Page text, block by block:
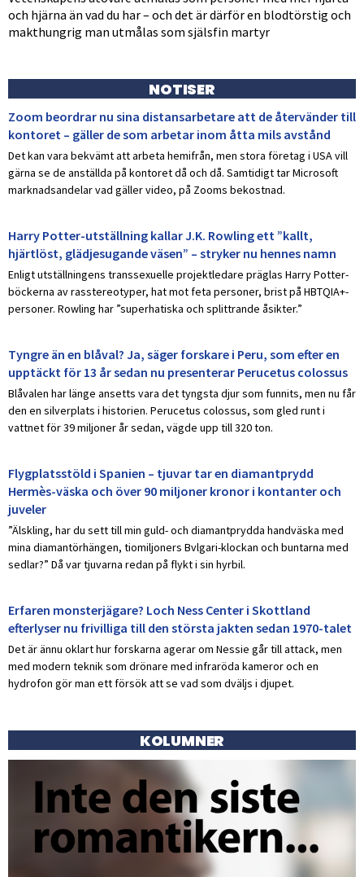
och hjärna än vad du har – och det är därför en blodtörstig och
makthungrig man utmålas som själsfin martyr
NOTISER
Zoom beordrar nu sina distansarbetare att de återvänder till
kontoret – gäller de som arbetar inom åtta mils avstånd
Det kan vara bekvämt att arbeta hemifrån, men stora företag i USA vill
gärna se de anställda på kontoret då och då. Samtidigt tar Microsoft
marknadsandelar vad gäller video, på Zooms bekostnad.
Harry Potter-utställning kallar J.K. Rowling ett ”kallt,
hjärtlöst, glädjesugande väsen” – stryker nu hennes namn
Enligt utställningens transsexuelle projektledare präglas Harry Potter-
böckerna av rasstereotyper, hat mot feta personer, brist på HBTQIA+-
personer. Rowling har ”superhatiska och splittrande åsikter.”
Tyngre än en blåval? Ja, säger forskare i Peru, som efter en
upptäckt för 13 år sedan nu presenterar Perucetus colossus
Blåvalen har länge ansetts vara det tyngsta djur som funnits, men nu får
den en silverplats i historien. Perucetus colossus, som gled runt i
vattnet för 39 miljoner år sedan, vägde upp till 320 ton.
Flygplatsstöld i Spanien – tjuvar tar en diamantprydd
Hermès-väska och över 90 miljoner kronor i kontanter och
juveler
”Älskling, har du sett till min guld- och diamantprydda handväska med
mina diamantörhängen, tiomiljoners Bvlgari-klockan och buntarna med
sedlar?” Då var tjuvarna redan på flykt i sin hyrbil.
Erfaren monsterjägare? Loch Ness Center i Skottland
efterlyser nu frivilliga till den största jakten sedan 1970-talet
Det är ännu oklart hur forskarna agerar om Nessie går till attack, men
med modern teknik som drönare med infraröda kameror och en
hydrofon gör man ett försök att se vad som dväljs i djupet.
KOLUMNER